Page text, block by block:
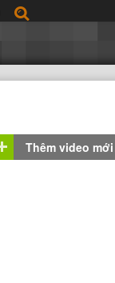
Thêm video mới